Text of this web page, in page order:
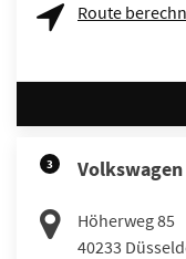
Route
3
Höherweg 85
40233